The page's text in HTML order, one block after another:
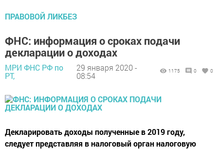
ПРАВОВОЙ ЛИКБЕЗ
ФНС: информация о сроках подачи
декларации о доходах
МРИ ФНС РФ по
РТ,
29 января 2020 -
08:54
1175 0 0
Декларировать доходы полученные в 2019 году,
следует представляя в налоговый орган налоговую